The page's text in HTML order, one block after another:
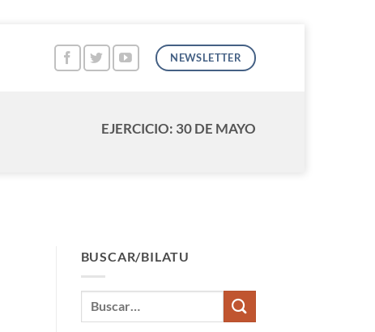
NEWSLETTER
EJERCICIO: 30 DE MAYO
BUSCAR/BILATU